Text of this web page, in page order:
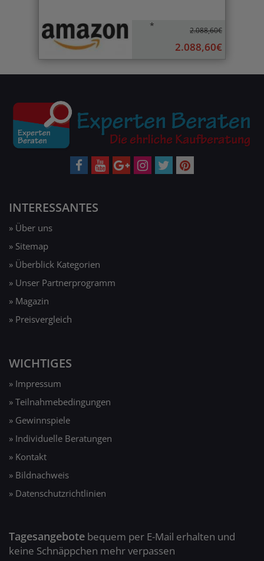
* 2.088,60€
2.088,60€
INTERESSANTES
» Über uns
» Sitemap
» Überblick Kategorien
» Unser Partnerprogramm
» Magazin
» Preisvergleich
WICHTIGES
» Impressum
» Teilnahmebedingungen
» Gewinnspiele
» Individuelle Beratungen
» Kontakt
» Bildnachweis
» Datenschutzrichtlinien
Tagesangebote bequem per E-Mail erhalten und
keine Schnäppchen mehr verpassen